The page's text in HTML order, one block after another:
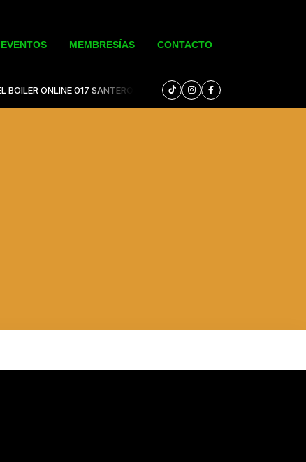
EVENTOS MEMBRESÍAS CONTACTO